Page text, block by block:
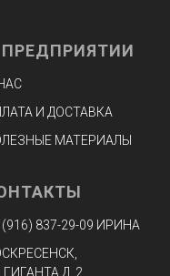
И ДОСТАВКА
МАТЕРИАЛЫ
(916) 837-29-09 ИРИНА
Д. 2